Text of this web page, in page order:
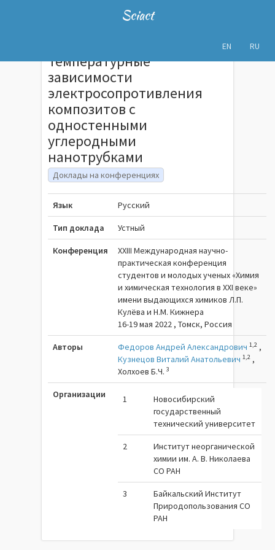
Sciact
EN RU
Температурные
зависимости
электросопротивления
композитов с
одностенными
углеродными
нанотрубками
Доклады на конференциях
Язык Русский
Тип доклада Устный
Конференция
XXIII Международная научно-
практическая конференция
студентов и молодых ученых «Химия
и химическая технология в XXI веке»
имени выдающихся химиков Л.П.
Кулёва и Н.М. Кижнера
16-19 мая 2022 , Томск, Россия
Авторы Федоров Андрей Александрович 1,2 ,
Кузнецов Виталий Анатольевич 1,2 ,
Холхоев Б.Ч.3
Организации 1
Новосибирский
государственный
технический университет
2
Институт неорганической
химии им. А. В. Николаева
СО РАН
3
Байкальский Институт
Природопользования СО
РАН